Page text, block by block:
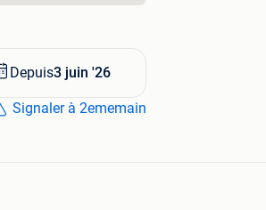
Depuis3 juin '26
Signaler à 2ememain